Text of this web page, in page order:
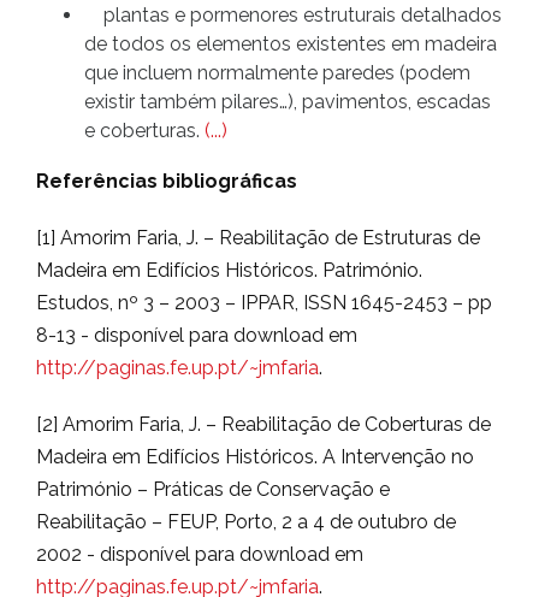
plantas e pormenores estruturais detalhados
de todos os elementos existentes em madeira
que incluem normalmente paredes (podem
existir também pilares…), pavimentos, escadas
e coberturas. (...)
Referências bibliográficas
[1] Amorim Faria, J. – Reabilitação de Estruturas de
Madeira em Edifícios Históricos. Património.
Estudos, nº 3 – 2003 – IPPAR, ISSN 1645-2453 – pp
8-13 - disponível para download em
http://paginas.fe.up.pt/~jmfaria.
[2] Amorim Faria, J. – Reabilitação de Coberturas de
Madeira em Edifícios Históricos. A Intervenção no
Património – Práticas de Conservação e
Reabilitação – FEUP, Porto, 2 a 4 de outubro de
2002 - disponível para download em
http://paginas.fe.up.pt/~jmfaria.